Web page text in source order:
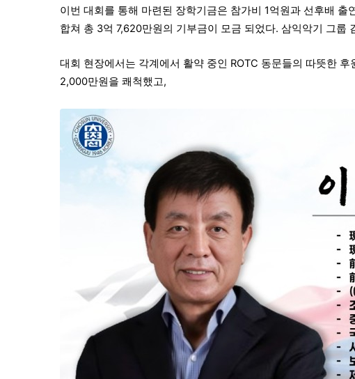
이번 대회를 통해 마련된 장학기금은 참가비 1억원과 선후배
합쳐 총 3억 7,620만원의 기부금이 모금 되었다. 삼익악기 그룹
대회 현장에서는 각계에서 활약 중인 ROTC 동문들의 따뜻한
2,000만원을 쾌척했고,